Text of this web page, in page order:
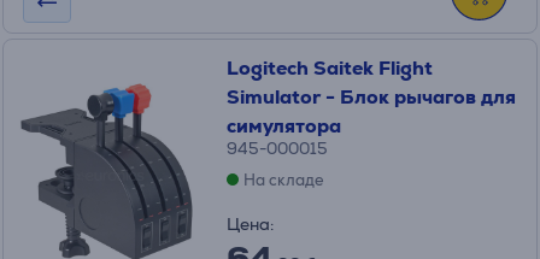
Logitech Saitek Flight
Simulator - Блок рычагов для
симулятора
945-000015
На складе
Цена: